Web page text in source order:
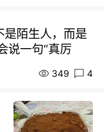
是陌生人，而是
说一句“真厉
349 4